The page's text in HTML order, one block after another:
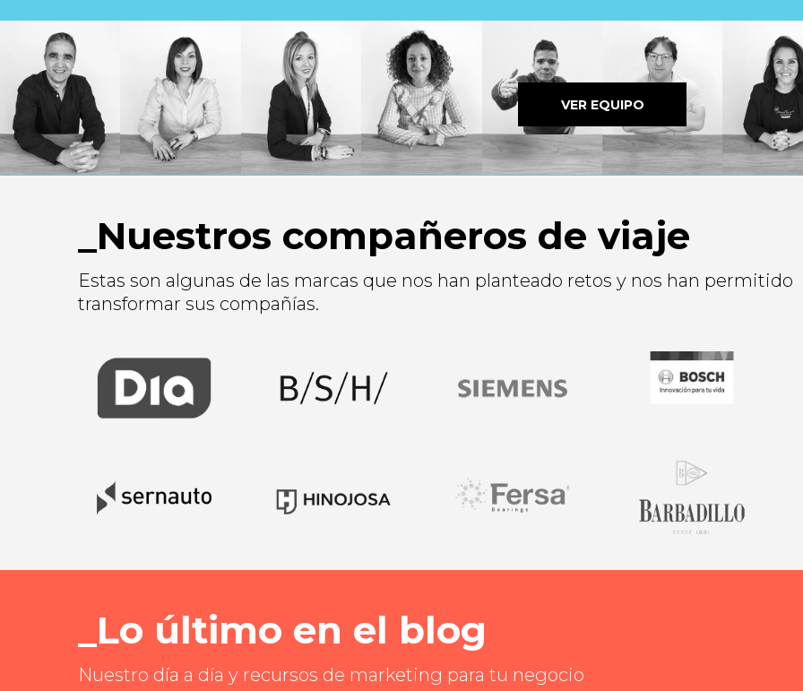
Nuestros compañeros de viaje
Estas son algunas de las marcas que nos han planteado retos y nos han permitido
transformar sus compañías.
Lo último en el blog
Nuestro día a día y recursos de marketing para tu negocio